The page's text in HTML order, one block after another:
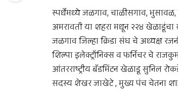
स्पर्धेमध्ये जळगाव, चाळीसगाव, भुसावळ,
अमरावती या शहरा मधून २२४ खेळाडूंचा
जळगाव जिल्हा क्रिडा संघ चे अध्यक्ष
शिल्पा इलेक्ट्रॉनिक्स व फर्निचर चे
आंतरराष्ट्रीय बॅडमिंटन खेळाडू सुनिल
सदस्य शेखर जाखेटे , मुख्य पंच चेतना